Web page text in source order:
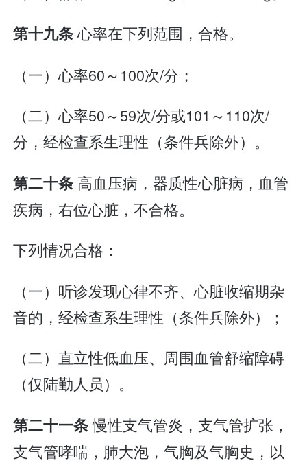
第十九条心率在下列范围，合格。
（一）心率60～100次/分；
（二）心率50～59次/分或101～110次/
分，经检查系生理性（条件兵除外）。
第二十条 高血压病，器质性心脏病，血管
疾病，右位心脏，不合格。
下列情况合格：
（一）听诊发现心律不齐、心脏收缩期杂
音的，经检查系生理性（条件兵除外）；
（二）直立性低血压、周围血管舒缩障碍
（仅陆勤人员）。
第二十一条慢性支气管炎，支气管扩张，
支气管哮喘，肺大泡，气胸及气胸史，以